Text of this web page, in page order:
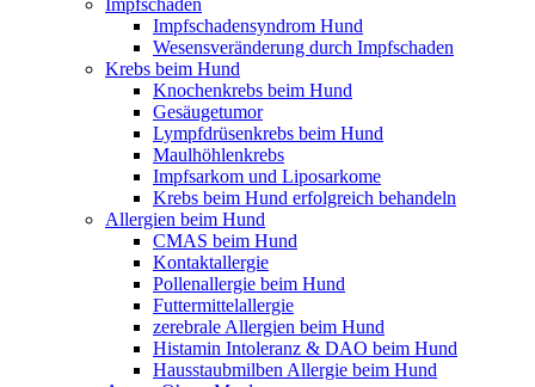
Impfschäden
Impfschadensyndrom Hund
Wesensveränderung durch Impfschaden
Krebs beim Hund
Knochenkrebs beim Hund
Gesäugetumor
Lympfdrüsenkrebs beim Hund
Maulhöhlenkrebs
Impfsarkom und Liposarkome
Krebs beim Hund erfolgreich behandeln
Allergien beim Hund
CMAS beim Hund
Kontaktallergie
Pollenallergie beim Hund
Futtermittelallergie
zerebrale Allergien beim Hund
Histamin Intoleranz & DAO beim Hund
Hausstaubmilben Allergie beim Hund